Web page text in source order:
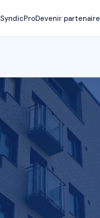
SyndicProDevenir partenaire